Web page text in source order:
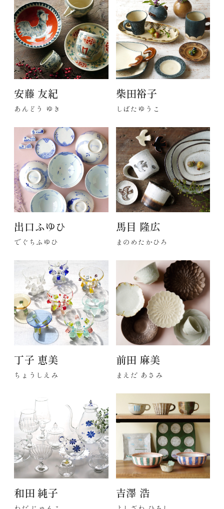
安藤 友紀
あんどう ゆき
柴田裕子
しばたゆうこ
出口ふゆひ
でぐちふゆひ
馬目 隆広
まのめたかひろ
丁子 恵美
ちょうしえみ
前田 麻美
まえだ あさみ
和田 純子 吉澤 浩